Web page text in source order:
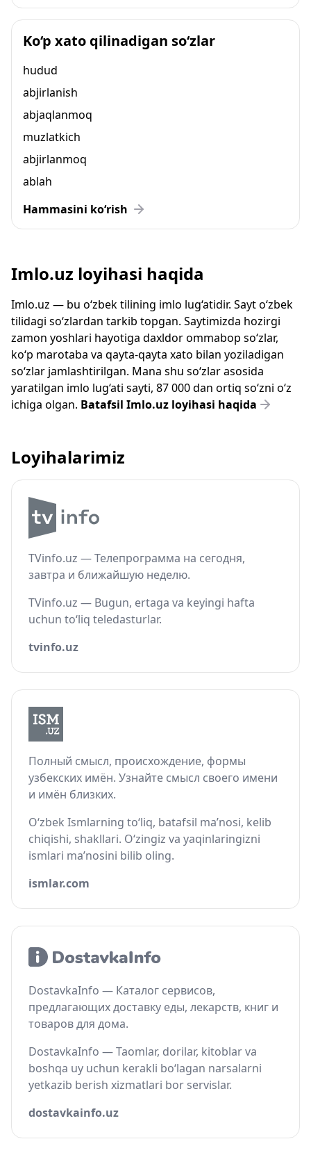
Ko‘p xato qilinadigan so‘zlar
hudud
abjirlanish
abjaqlanmoq
muzlatkich
abjirlanmoq
ablah
Hammasini ko‘rish
Imlo.uz loyihasi haqida
Imlo.uz — bu o‘zbek tilining imlo lug‘atidir. Sayt o‘zbek
tilidagi so‘zlardan tarkib topgan. Saytimizda hozirgi
zamon yoshlari hayotiga daxldor ommabop so‘zlar,
ko‘p marotaba va qayta-qayta xato bilan yoziladigan
so‘zlar jamlashtirilgan. Mana shu so‘zlar asosida
yaratilgan imlo lug‘ati sayti, 87 000 dan ortiq so‘zni o‘z
ichiga olgan. Batafsil Imlo.uz loyihasi haqida
Loyihalarimiz
TVinfo.uz — Телепрограмма на сегодня,
завтра и ближайшую неделю.
TVinfo.uz — Bugun, ertaga va keyingi hafta
uchun to‘liq teledasturlar.
tvinfo.uz
Полный смысл, происхождение, формы
узбекских имён. Узнайте смысл своего имени
и имён близких.
O‘zbek Ismlarning to‘liq, batafsil ma’nosi, kelib
chiqishi, shakllari. O‘zingiz va yaqinlaringizni
ismlari ma’nosini bilib oling.
ismlar.com
DostavkaInfo — Каталог сервисов,
предлагающих доставку еды, лекарств, книг и
товаров для дома.
DostavkaInfo — Taomlar, dorilar, kitoblar va
boshqa uy uchun kerakli bo‘lagan narsalarni
yetkazib berish xizmatlari bor servislar.
dostavkainfo.uz